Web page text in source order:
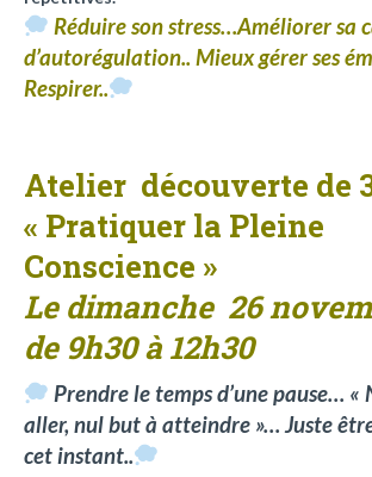
Réduire son stress…Améliorer sa
d’autorégulation.. Mieux gérer ses
Respirer..
Atelier découverte de
« Pratiquer la Pleine
Conscience »
Le dimanche 26
de 9h30 à 12h30
Prendre le temps d’une pause…
aller, nul but à atteindre »… Juste
cet instant..